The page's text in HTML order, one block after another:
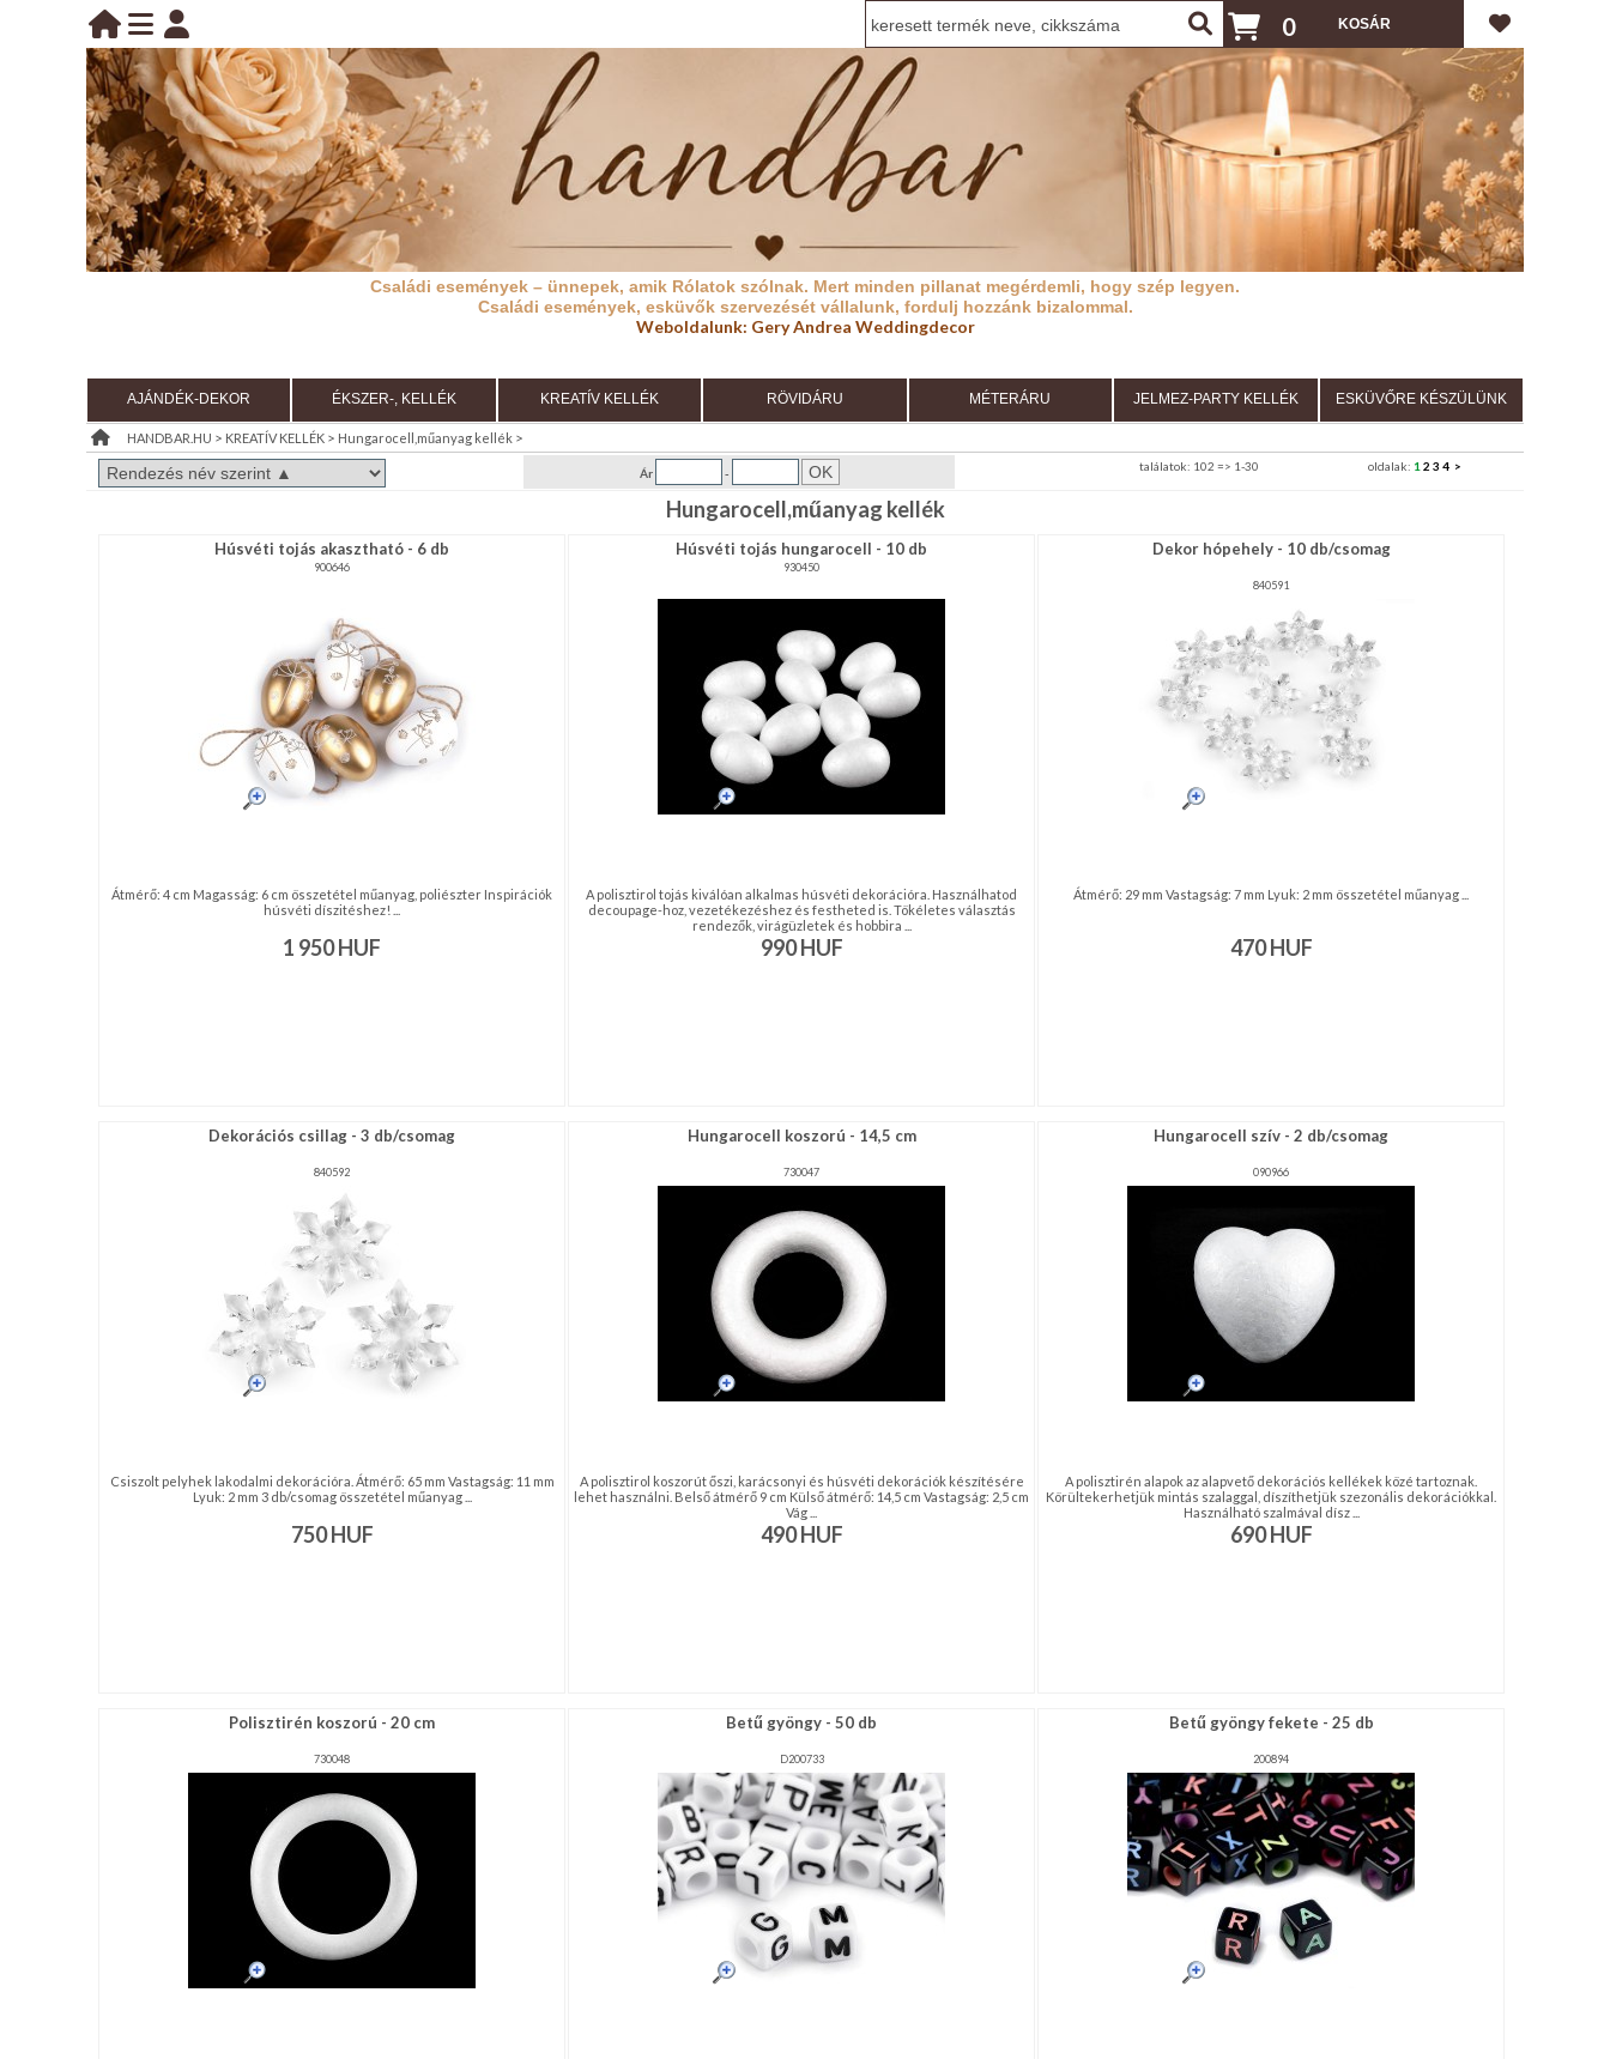
BELÉPÉS
KEZDŐLAP
TÁJÉKOZTATÓ
(ÁSZF)
KIÁRUSÍTÁS
RENDEZVÉNY
ÉRDEKLŐDÉS,ÁRAJÁNLAT
belépés
regisztráció
információ
0
Családi események – ünnepek, amik Rólatok szólnak. Mert minden pillanat megérdemli, hogy szép legyen.
Családi események, esküvők szervezését vállalunk, fordulj hozzánk bizalommal.
Weboldalunk: Gery Andrea Weddingdecor
AJÁNDÉK-DEKOR ÉKSZER-, KELLÉK KREATÍV KELLÉK RÖVIDÁRU MÉTERÁRU JELMEZ-PARTY KELLÉK ESKÜVŐRE KÉSZÜLÜNK
HANDBAR.HU > KREATÍV KELLÉK > Hungarocell,műanyag kellék >
Ár - oldalak: 1 2 3 4 >
találatok: 102 => 1-30
Hungarocell,műanyag kellék
Húsvéti tojás akasztható - 6 db
900646
Átmérő: 4 cm Magasság: 6 cm összetétel műanyag, poliészter Inspirációk
húsvéti díszitéshez! ...
1 950HUF
Húsvéti tojás hungarocell - 10 db
930450
A polisztirol tojás kiválóan alkalmas húsvéti dekorációra. Használhatod
decoupage-hoz, vezetékezéshez és festheted is. Tökéletes választás
rendezők, virágüzletek és hobbira ...
990HUF
Dekor hópehely - 10 db/csomag
840591
Átmérő: 29 mm Vastagság: 7 mm Lyuk: 2 mm összetétel műanyag ...
470HUF
Dekorációs csillag - 3 db/csomag
840592
Csiszolt pelyhek lakodalmi dekorációra. Átmérő: 65 mm Vastagság: 11 mm
Lyuk: 2 mm 3 db/csomag összetétel műanyag ...
750HUF
Hungarocell koszorú - 14,5 cm
730047
A polisztirol koszorút őszi, karácsonyi és húsvéti dekorációk készítésére
lehet használni. Belső átmérő 9 cm Külső átmérő: 14,5 cm Vastagság: 2,5 cm
Vág ...
490HUF
Hungarocell szív - 2 db/csomag
090966
A polisztirén alapok az alapvető dekorációs kellékek közé tartoznak.
Körültekerhetjük mintás szalaggal, díszíthetjük szezonális dekorációkkal.
Használható szalmával dísz ...
690HUF
Polisztirén koszorú - 20 cm
730048
Betű gyöngy - 50 db
D200733
Betű gyöngy fekete - 25 db
200894